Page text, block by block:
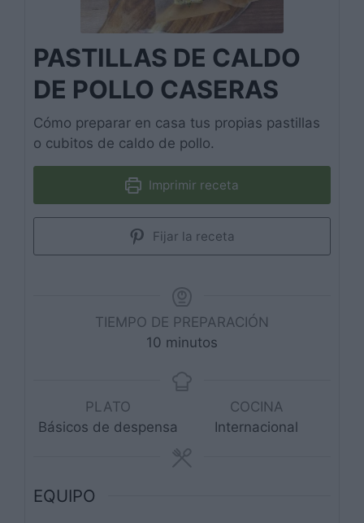
PASTILLAS DE CALDO
DE POLLO CASERAS
Cómo preparar en casa tus propias pastillas
o cubitos de caldo de pollo.
Imprimir receta
Fijar la receta
TIEMPO DE PREPARACIÓN
10 minutos
minutos
PLATO
Básicos de despensa
COCINA
Internacional
EQUIPO